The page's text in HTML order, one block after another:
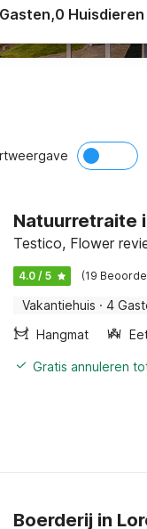
,0 Huisdieren
Natuurretraite
Testico, Flower
4.0 / 5 (19
Vakantiehuis · 4
Hangmat
Gratis annuleren
Boerderij in